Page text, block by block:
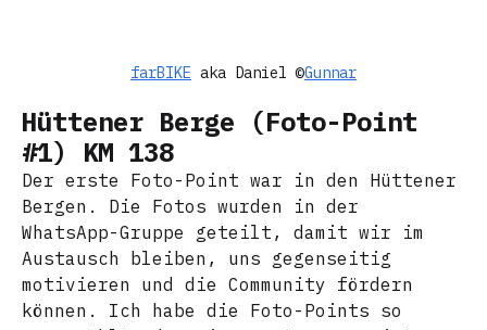
farBIKE aka Daniel ©Gunnar
Hüttener Berge (Foto-Point
#1) KM 138
Der erste Foto-Point war in den Hüttener
Bergen. Die Fotos wurden in der
WhatsApp-Gruppe geteilt, damit wir im
Austausch bleiben, uns gegenseitig
motivieren und die Community fördern
können. Ich habe die Foto-Points so